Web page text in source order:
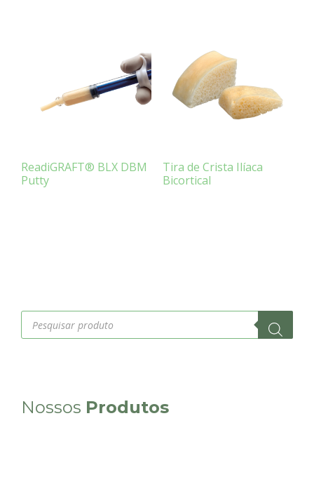
ReadiGRAFT® BLX DBM
Putty
Tira de Crista Ilíaca
Bicortical
Products
search
Nossos Produtos